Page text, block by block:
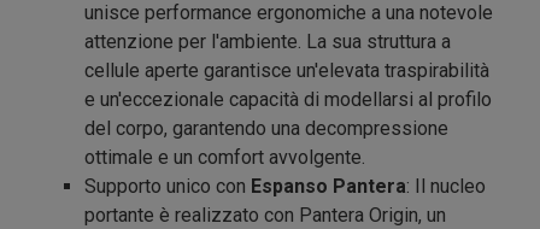
unisce performance ergonomiche a una notevole
attenzione per l'ambiente. La sua struttura a
cellule aperte garantisce un'elevata traspirabilità
e un'eccezionale capacità di modellarsi al profilo
del corpo, garantendo una decompressione
ottimale e un comfort avvolgente.
Supporto unico con Espanso Pantera: Il nucleo
portante è realizzato con Pantera Origin, un